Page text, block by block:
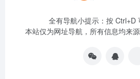
全有导航小提示：按 Ctrl+D
本站仅为网址导航，所有信息均来